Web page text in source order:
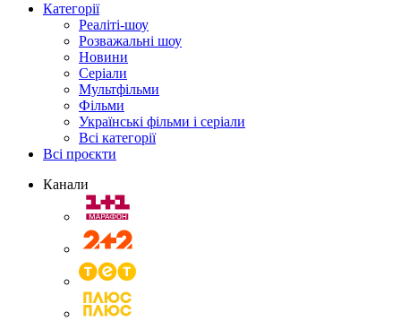
Категорії
Реаліті-шоу
Розважальні шоу
Новини
Серіали
Мультфільми
Фільми
Українські фільми і серіали
Всі категорії
Всі проєкти
Канали